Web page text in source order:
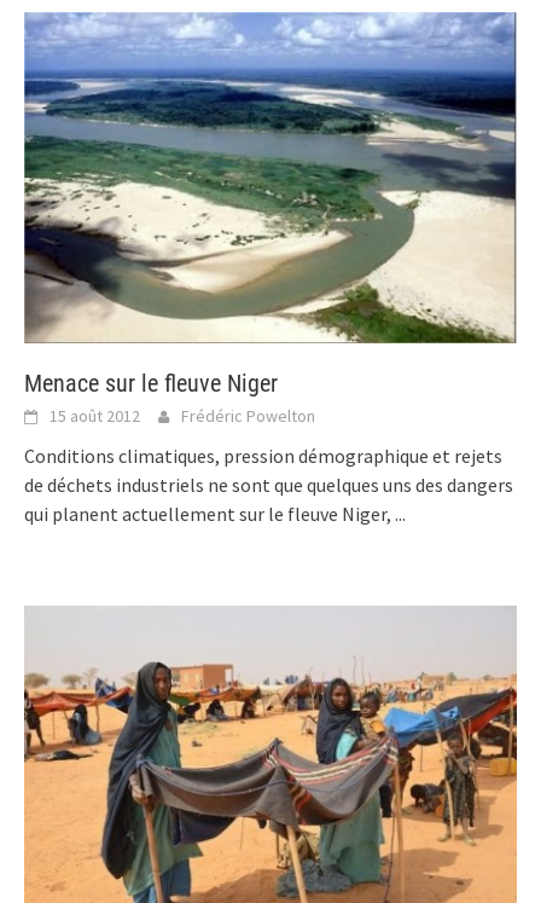
Menace sur le fleuve Niger
15 août 2012 Frédéric Powelton
Conditions climatiques, pression démographique et rejets
de déchets industriels ne sont que quelques uns des dangers
qui planent actuellement sur le fleuve Niger, ...